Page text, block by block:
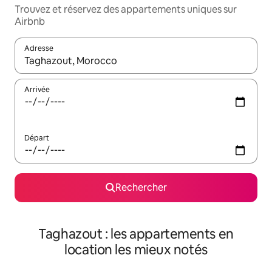
Trouvez et réservez des appartements uniques sur
Airbnb
Adresse
Lorsque les résultats s'affichent, utilisez les flèches vers le
Arrivée
Départ
Rechercher
Taghazout : les appartements en
location les mieux notés